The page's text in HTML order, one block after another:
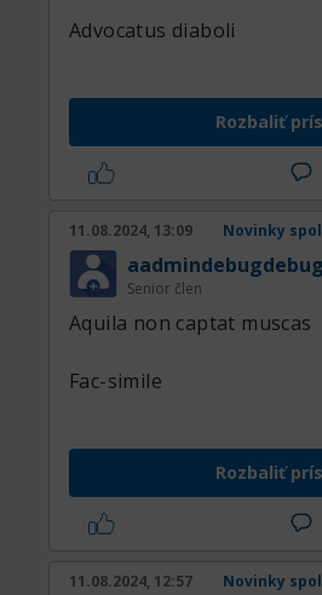
Advocatus diaboli
Rozbaliť
11.08.2024, 13:09 Novinky
aadmindebugdebug
Senior člen
Aquila non captat muscas
Fac-simile
Rozbaliť
11.08.2024, 12:57 Novinky